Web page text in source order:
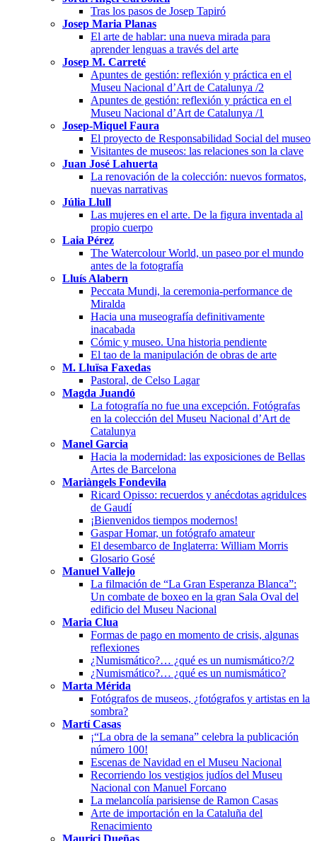
Tras los pasos de Josep Tapiró
Josep Maria Planas
El arte de hablar: una nueva mirada para
aprender lenguas a través del arte
Josep M. Carreté
Apuntes de gestión: reflexión y práctica en el
Museu Nacional d’Art de Catalunya /2
Apuntes de gestión: reflexión y práctica en el
Museu Nacional d’Art de Catalunya /1
Josep-Miquel Faura
El proyecto de Responsabilidad Social del museo
Visitantes de museos: las relaciones son la clave
Juan José Lahuerta
La renovación de la colección: nuevos formatos,
nuevas narrativas
Júlia Llull
Las mujeres en el arte. De la figura inventada al
propio cuerpo
Laia Pérez
The Watercolour World, un paseo por el mundo
antes de la fotografía
Lluís Alabern
Peccata Mundi, la ceremonia-performance de
Miralda
Hacia una museografía definitivamente
inacabada
Cómic y museo. Una historia pendiente
El tao de la manipulación de obras de arte
M. Lluïsa Faxedas
Pastoral, de Celso Lagar
Magda Juandó
La fotografía no fue una excepción. Fotógrafas
en la colección del Museu Nacional d’Art de
Catalunya
Manel Garcia
Hacia la modernidad: las exposiciones de Bellas
Artes de Barcelona
Mariàngels Fondevila
Ricard Opisso: recuerdos y anécdotas agridulces
de Gaudí
¡Bienvenidos tiempos modernos!
Gaspar Homar, un fotógrafo amateur
El desembarco de Inglaterra: William Morris
Glosario Gosé
Manuel Vallejo
La filmación de “La Gran Esperanza Blanca”:
Un combate de boxeo en la gran Sala Oval del
edificio del Museu Nacional
Maria Clua
Formas de pago en momento de crisis, algunas
reflexiones
¿Numismático?… ¿qué es un numismático?/2
¿Numismático?… ¿qué es un numismático?
Marta Mérida
Fotógrafos de museos, ¿fotógrafos y artistas en la
sombra?
Martí Casas
¡“La obra de la semana” celebra la publicación
número 100!
Escenas de Navidad en el Museu Nacional
Recorriendo los vestigios judíos del Museu
Nacional con Manuel Forcano
La melancolía parisiense de Ramon Casas
Arte de importación en la Cataluña del
Renacimiento
Maurici Dueñas